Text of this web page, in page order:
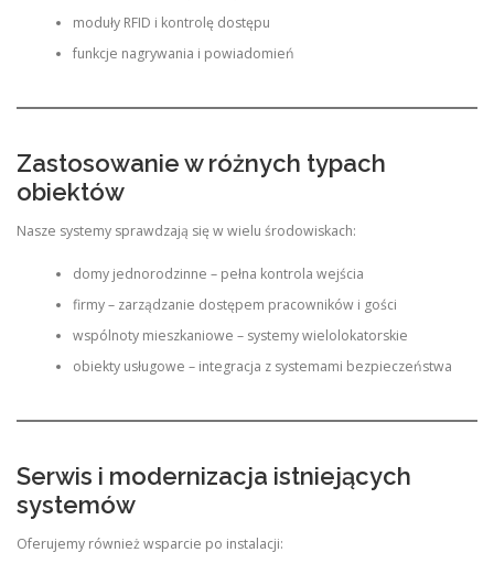
moduły RFID i kontrolę dostępu
funkcje nagrywania i powiadomień
Zastosowanie w różnych typach
obiektów
Nasze systemy sprawdzają się w wielu środowiskach:
domy jednorodzinne – pełna kontrola wejścia
firmy – zarządzanie dostępem pracowników i gości
wspólnoty mieszkaniowe – systemy wielolokatorskie
obiekty usługowe – integracja z systemami bezpieczeństwa
Serwis i modernizacja istniejących
systemów
Oferujemy również wsparcie po instalacji: